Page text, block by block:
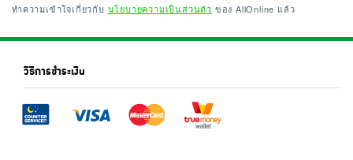
ทำความเข้าใจเกี่ยวกับ นโยบายความเป็นส่วนตัว ของ AllOnline แล้ว
วิธีการชำระเงิน